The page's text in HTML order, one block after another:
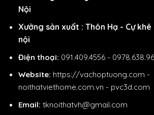
Nội
Xưởng sản xuất : Thôn Hạ - Cự
nội
Điện thoại: 091.409.4556 -
Website: https://vachoptuong.com -
noithatviethome.com.vn - pvc3d.com
Email: tknoithatvh@gmail.com